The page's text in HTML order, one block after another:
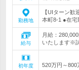
勤務地
【UIターン
本町8-1 ●在宅
給与
月給：
いたします※
初年度 520万円～800